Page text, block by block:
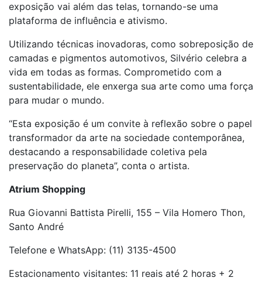
exposição vai além das telas, tornando-se uma
plataforma de influência e ativismo.
Utilizando técnicas inovadoras, como sobreposição de
camadas e pigmentos automotivos, Silvério celebra a
vida em todas as formas. Comprometido com a
sustentabilidade, ele enxerga sua arte como uma força
para mudar o mundo.
“Esta exposição é um convite à reflexão sobre o papel
transformador da arte na sociedade contemporânea,
destacando a responsabilidade coletiva pela
preservação do planeta”, conta o artista.
Atrium Shopping
Rua Giovanni Battista Pirelli, 155 – Vila Homero Thon,
Santo André
Telefone e WhatsApp: (11) 3135-4500
Estacionamento visitantes: 11 reais até 2 horas + 2